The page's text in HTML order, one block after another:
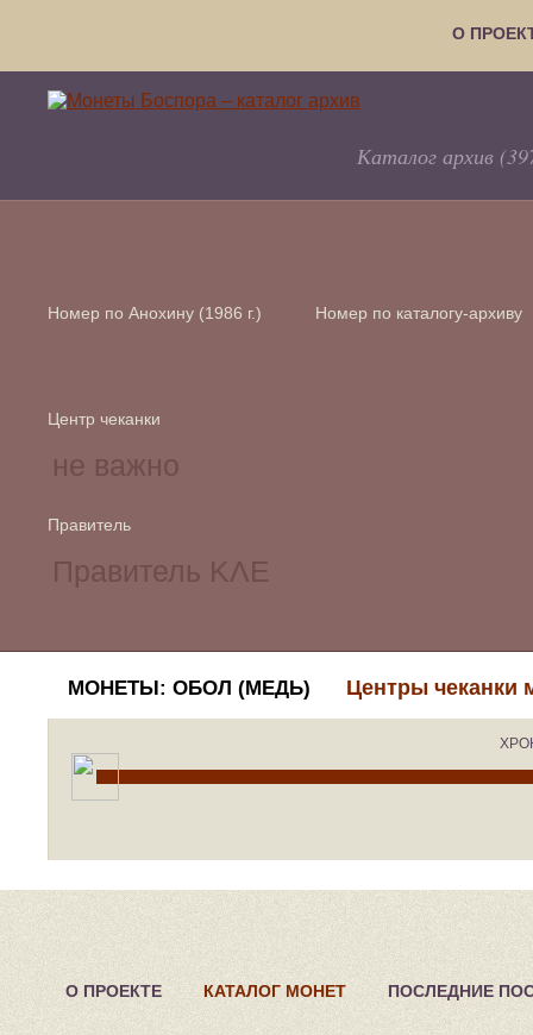
О
Каталог архив
Номер по Анохину (1986 г.) Номер по каталогу-архиву
Центр чеканки
Правитель
МОНЕТЫ: ОБОЛ (МЕДЬ) Центры чеканки
О ПРОЕКТЕ КАТАЛОГ МОНЕТ ПОСЛЕДНИЕ